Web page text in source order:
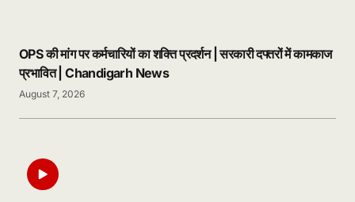
OPS की मांग पर कर्मचारियों का शक्ति प्रदर्शन | सरकारी दफ्तरों में कामकाज
प्रभावित | Chandigarh News
August 7, 2026